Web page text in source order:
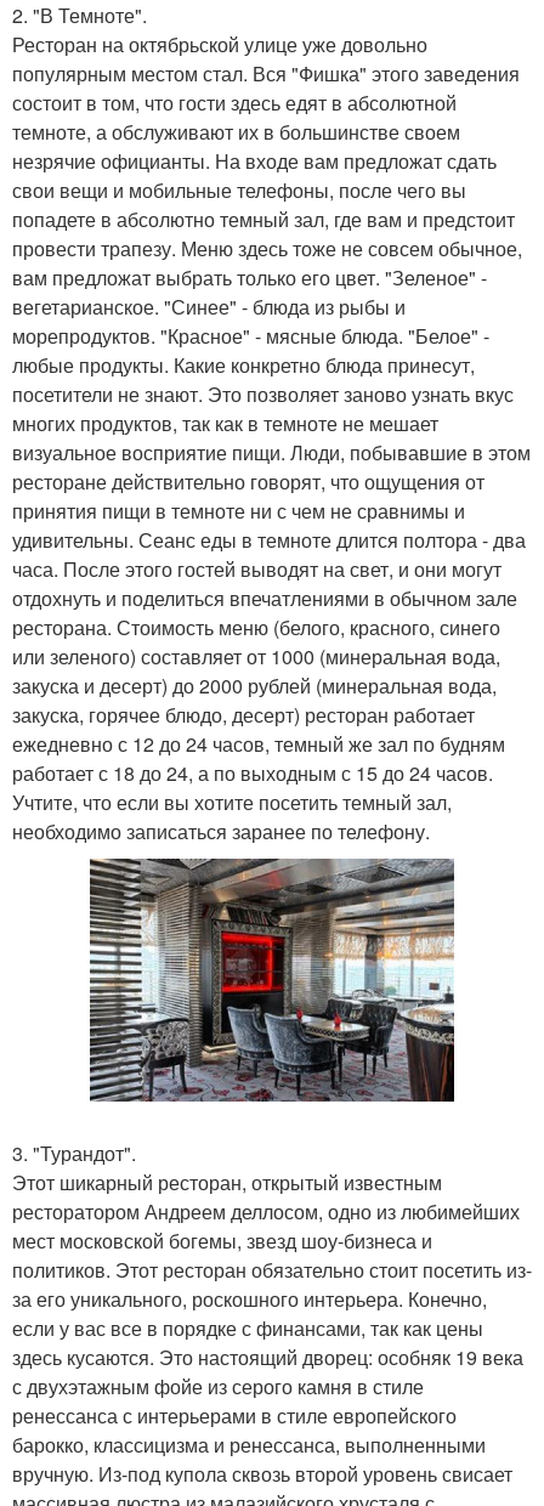
2. "В Темноте".
Ресторан на октябрьской улице уже довольно
популярным местом стал. Вся "Фишка" этого заведения
состоит в том, что гости здесь едят в абсолютной
темноте, а обслуживают их в большинстве своем
незрячие официанты. На входе вам предложат сдать
свои вещи и мобильные телефоны, после чего вы
попадете в абсолютно темный зал, где вам и предстоит
провести трапезу. Меню здесь тоже не совсем обычное,
вам предложат выбрать только его цвет. "Зеленое" -
вегетарианское. "Синее" - блюда из рыбы и
морепродуктов. "Красное" - мясные блюда. "Белое" -
любые продукты. Какие конкретно блюда принесут,
посетители не знают. Это позволяет заново узнать вкус
многих продуктов, так как в темноте не мешает
визуальное восприятие пищи. Люди, побывавшие в этом
ресторане действительно говорят, что ощущения от
принятия пищи в темноте ни с чем не сравнимы и
удивительны. Сеанс еды в темноте длится полтора - два
часа. После этого гостей выводят на свет, и они могут
отдохнуть и поделиться впечатлениями в обычном зале
ресторана. Стоимость меню (белого, красного, синего
или зеленого) составляет от 1000 (минеральная вода,
закуска и десерт) до 2000 рублей (минеральная вода,
закуска, горячее блюдо, десерт) ресторан работает
ежедневно с 12 до 24 часов, темный же зал по будням
работает с 18 до 24, а по выходным с 15 до 24 часов.
Учтите, что если вы хотите посетить темный зал,
необходимо записаться заранее по телефону.
3. "Турандот".
Этот шикарный ресторан, открытый известным
ресторатором Андреем деллосом, одно из любимейших
мест московской богемы, звезд шоу-бизнеса и
политиков. Этот ресторан обязательно стоит посетить из-
за его уникального, роскошного интерьера. Конечно,
если у вас все в порядке с финансами, так как цены
здесь кусаются. Это настоящий дворец: особняк 19 века
с двухэтажным фойе из серого камня в стиле
ренессанса с интерьерами в стиле европейского
барокко, классицизма и ренессанса, выполненными
вручную. Из-под купола сквозь второй уровень свисает